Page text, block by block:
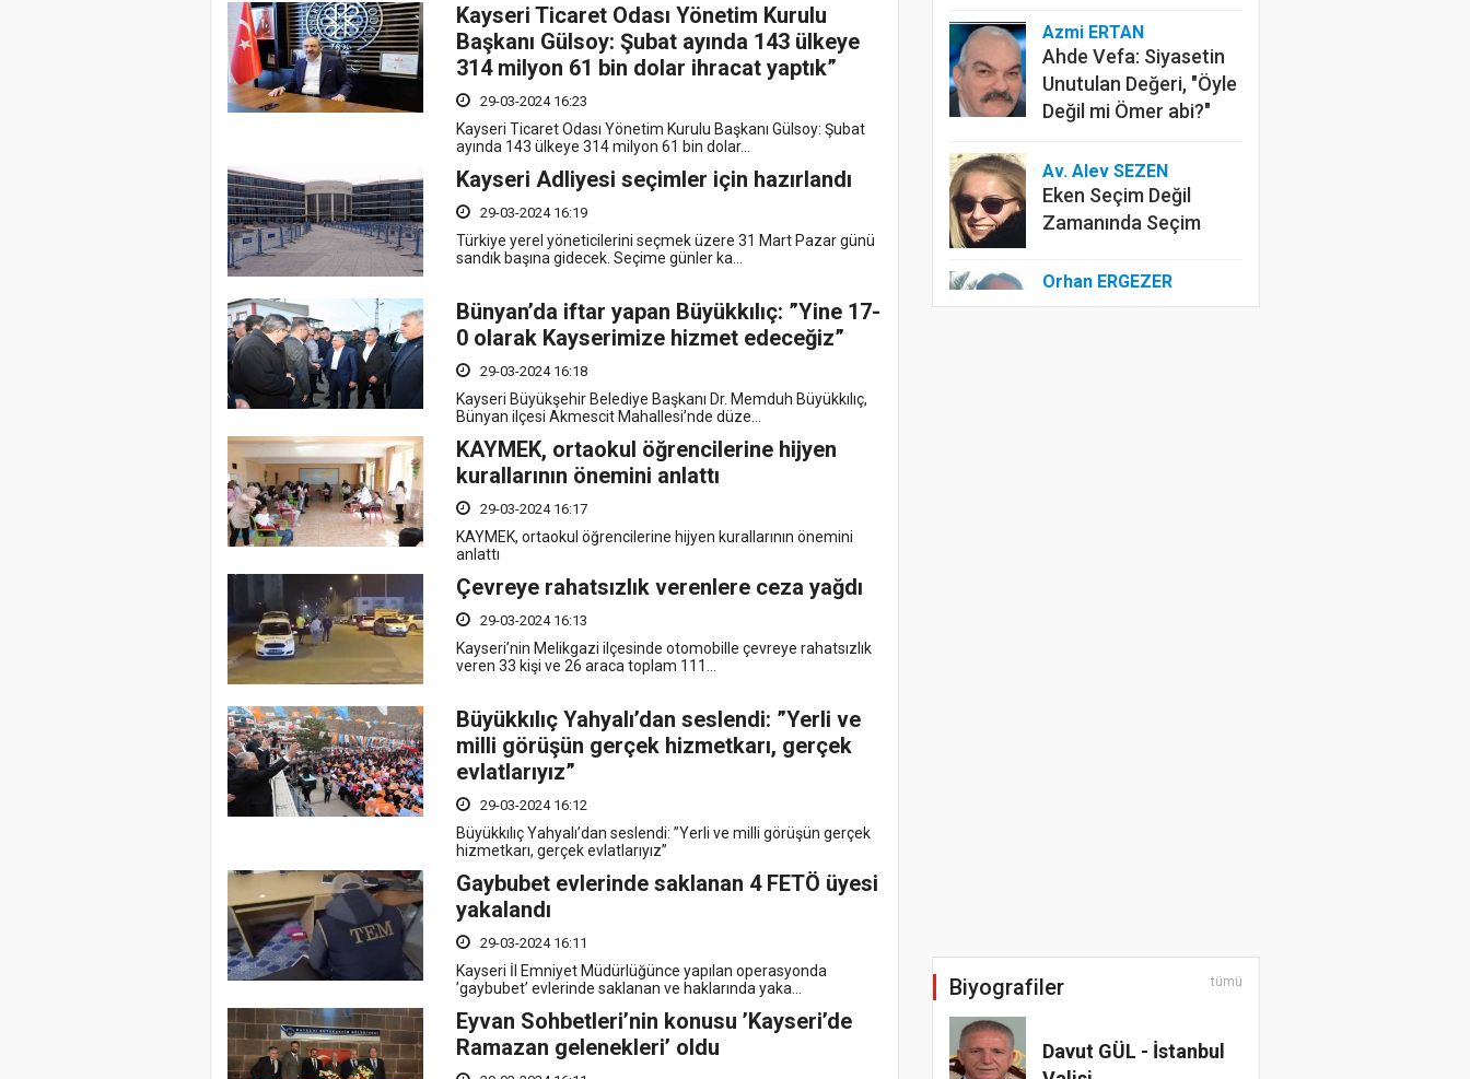
Kayseri Ticaret Odası Yönetim Kurulu
Başkanı Gülsoy: Şubat ayında 143 ülkeye
314 milyon 61 bin dolar ihracat yaptık”
29-03-2024 16:23
Kayseri Ticaret Odası Yönetim Kurulu Başkanı Gülsoy: Şubat
ayında 143 ülkeye 314 milyon 61 bin dolar...
Kayseri Adliyesi seçimler için hazırlandı
29-03-2024 16:19
Türkiye yerel yöneticilerini seçmek üzere 31 Mart Pazar günü
sandık başına gidecek. Seçime günler ka...
Bünyan’da iftar yapan Büyükkılıç: ”Yine 17-
0 olarak Kayserimize hizmet edeceğiz”
29-03-2024 16:18
Kayseri Büyükşehir Belediye Başkanı Dr. Memduh Büyükkılıç,
Bünyan ilçesi Akmescit Mahallesi’nde düze...
KAYMEK, ortaokul öğrencilerine hijyen
kurallarının önemini anlattı
29-03-2024 16:17
KAYMEK, ortaokul öğrencilerine hijyen kurallarının önemini
anlattı
Çevreye rahatsızlık verenlere ceza yağdı
29-03-2024 16:13
Kayseri’nin Melikgazi ilçesinde otomobille çevreye rahatsızlık
veren 33 kişi ve 26 araca toplam 111...
Büyükkılıç Yahyalı’dan seslendi: ”Yerli ve
milli görüşün gerçek hizmetkarı, gerçek
evlatlarıyız”
29-03-2024 16:12
Büyükkılıç Yahyalı’dan seslendi: ”Yerli ve milli görüşün gerçek
hizmetkarı, gerçek evlatlarıyız”
Gaybubet evlerinde saklanan 4 FETÖ üyesi
yakalandı
29-03-2024 16:11
Kayseri İl Emniyet Müdürlüğünce yapılan operasyonda
’gaybubet’ evlerinde saklanan ve haklarında yaka...
Eyvan Sohbetleri’nin konusu ’Kayseri’de
Ramazan gelenekleri’ oldu
Azmi ERTAN
Ahde Vefa: Siyasetin
Unutulan Değeri, "Öyle
Değil mi Ömer abi?"
Av. Alev SEZEN
Eken Seçim Değil
Zamanında Seçim
Orhan ERGEZER
Kelimelerle Başlayan
Biyografiler tümü
Davut GÜL - İstanbul